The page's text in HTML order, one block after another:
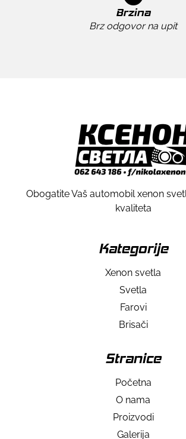
Brzina
Brz odgovor na upit
Obogatite Vaš automobil xenon
kvaliteta
Kategorije
Xenon svetla
Svetla
Farovi
Brisači
Stranice
Početna
O nama
Proizvodi
Galerija